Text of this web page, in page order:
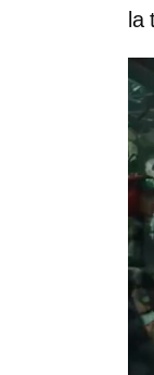
la